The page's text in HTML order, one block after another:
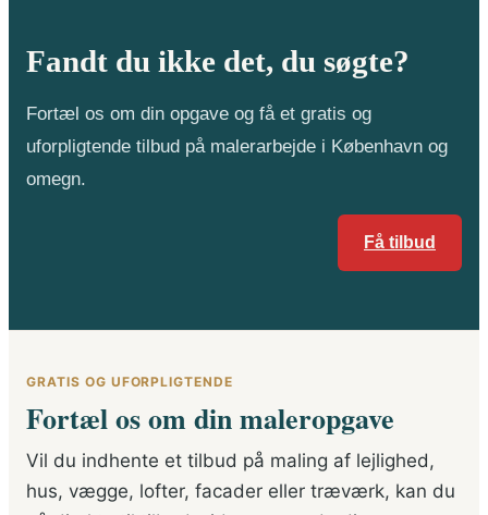
Fandt du ikke det, du søgte?
Fortæl os om din opgave og få et gratis og
uforpligtende tilbud på malerarbejde i København og
omegn.
Få tilbud
GRATIS OG UFORPLIGTENDE
Fortæl os om din maleropgave
Vil du indhente et tilbud på maling af lejlighed,
hus, vægge, lofter, facader eller træværk, kan du